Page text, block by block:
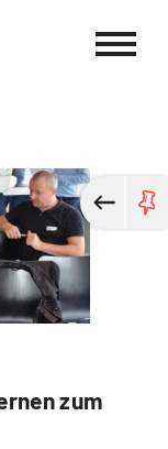
Schweiz
zum